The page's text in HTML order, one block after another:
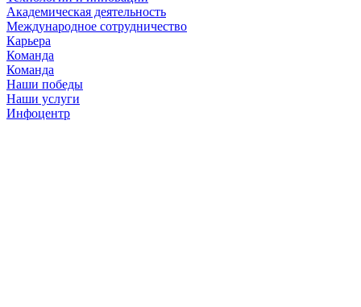
Академическая деятельность
Международное сотрудничество
Карьера
Команда
Команда
Наши победы
Наши услуги
Инфоцентр